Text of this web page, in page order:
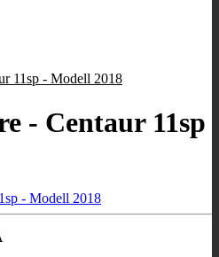
11sp - Modell 2018
- Centaur 11sp